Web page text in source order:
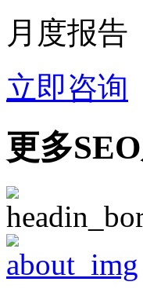
月度报告
立即咨询
更多